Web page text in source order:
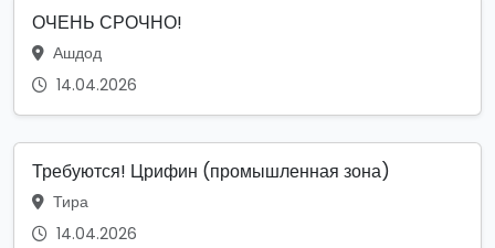
ОЧЕНЬ СРОЧНО!
Ашдод
14.04.2026
Требуются! Црифин (промышленная зона)
Тира
14.04.2026